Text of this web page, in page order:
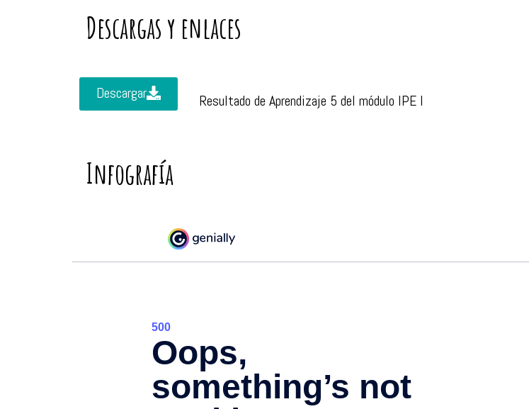
Descargas y enlaces
Descargar Resultado de Aprendizaje 5 del módulo IPE I
Infografía